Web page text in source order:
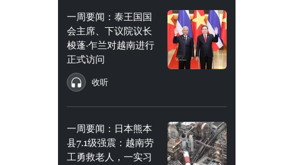
一周要闻：泰王国国
会主席、下议院议长
梭蓬·乍兰对越南进行
正式访问
收听
一周要闻：日本熊本
县7.1级强震：越南劳
工勇救老人，一实习